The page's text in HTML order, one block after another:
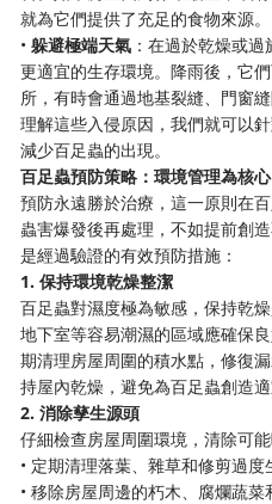
就為它們提供了充足的食物來源。
•躲避極端天氣 ：在過於乾燥或
更適宜的生存環境。降雨後，它
所，有時會通過地基裂縫、門窗縫
理解這些入侵原因，我們就可以
減少百足蟲的出現。
百足蟲預防策略：環境管理為核心
預防永遠勝於治療，這一原則在
蟲害爆發後再處理，不如提前創
是經過驗證的有效預防措施：
1. 保持環境乾燥整潔
百足蟲對濕度極為敏感，保持乾
地下室等容易潮濕的區域應確保
期清理房屋周圍的積水點，修復
持屋內乾燥，避免為百足蟲創造適
2. 消除孳生源頭
仔細檢查房屋周圍環境，清除可
• 定期清理落葉、雜草和修剪過度
• 移除房屋周邊的朽木、腐爛蔬菜